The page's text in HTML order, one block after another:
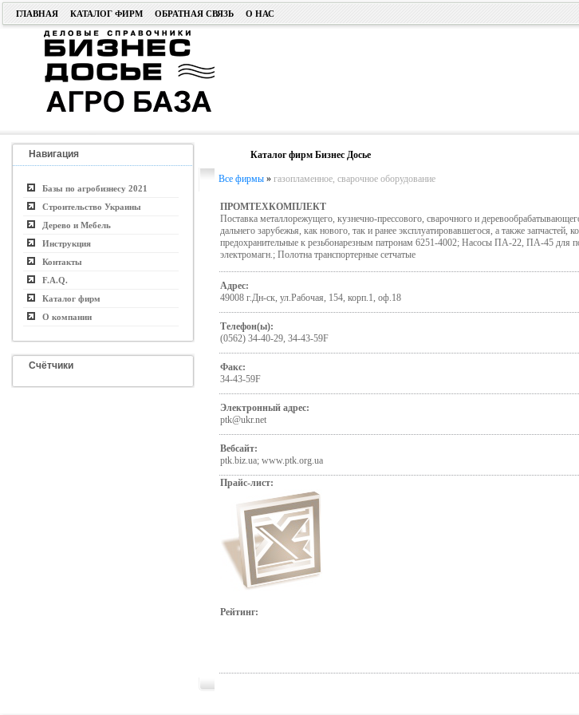
ГЛАВНАЯ КАТАЛОГ ФИРМ ОБРАТНАЯ СВЯЗЬ О НАС
Навигация
Базы по агробизнесу 2021
Строительство Украины
Дерево и Мебель
Инструкция
Контакты
F.A.Q.
Каталог фирм
О компании
Счётчики
Каталог фирм Бизнес Досье
Все фирмы» газопламенное, сварочное оборудование
ПРОМТЕХКОМПЛЕКТ
Поставка металлорежущего, кузнечно-прессового, сварочного и
дальнего зарубежья, как нового, так и ранее эксплуатировавшегося, а также
предохранительные к резьбонарезным патронам 6251-4002; Насосы ПА-22, ПА-45
электромагн.; Полотна транспортерные сетчатые
Адрес:
49008 г.Дн-ск, ул.Рабочая, 154, корп.1, оф.18
Телефон(ы):
(0562) 34-40-29, 34-43-59F
Факс:
34-43-59F
Электронный адрес:
ptk@ukr.net
Вебсайт:
ptk.biz.ua; www.ptk.org.ua
Прайс-лист:
Рейтинг: